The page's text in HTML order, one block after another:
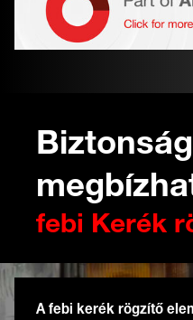
febi Kerék
A febi kerék rögzítő